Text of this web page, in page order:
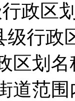
政区
级行政
区划
道范围